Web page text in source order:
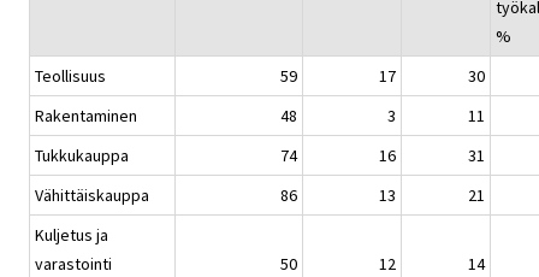
%
Teollisuus
59 17
30
Rakentaminen
48 3
11
Tukkukauppa
74 16
31
Vähittäiskauppa
86 13
21
Kuljetus ja
varastointi
50 12
14